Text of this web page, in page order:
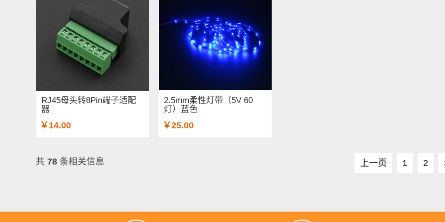
RJ45母头转8Pin端子适配
器
￥14.00
2.5mm柔性灯带（5V 60
灯）蓝色
￥25.00
共 78 条相关信息 上一页 1 2